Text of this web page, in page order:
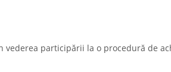
participării la o procedură de